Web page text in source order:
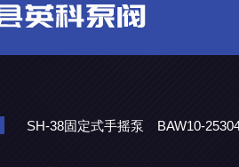
SH-38固定式手摇泵 BAW10-